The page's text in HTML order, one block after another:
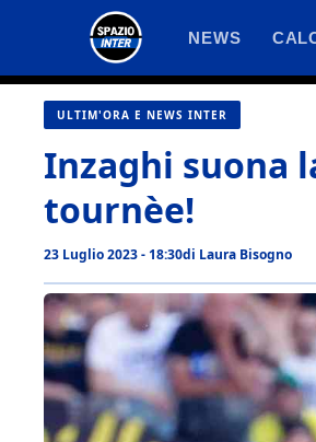
contenuto
NEWS
ULTIM'ORA E NEWS INTER
Inzaghi suona
tournèe!
23 Luglio 2023 - 18:30di Laura Bisogno